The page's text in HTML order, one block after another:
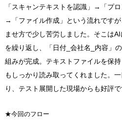
「スキャンテキストを認識」→「プ
→「ファイル作成」という流れです
ませ方で少し苦労しました。そこは
を繰り返し、「日付_会社名_内容」
組みが完成。テキストファイルを保
もしっかり読み取ってくれました。
り、テスト展開した現場からも好評で
★今回のフロー